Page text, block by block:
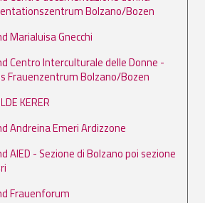
Bolzano/Bozen
Marialuisa Gnecchi
Centro Interculturale delle Donne -
Frauenzentrum Bolzano/Bozen
KERER
Andreina Emeri Ardizzone
AIED - Sezione di Bolzano poi sezione
Frauenforum